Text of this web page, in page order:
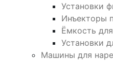
Установки
Инъекторы
Ёмкость
Установки
Машины для